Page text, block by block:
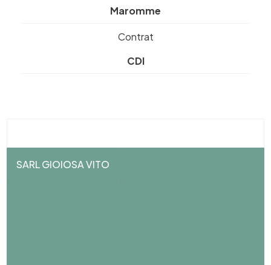
Maromme
Contrat
CDI
SARL GIOIOSA VITO